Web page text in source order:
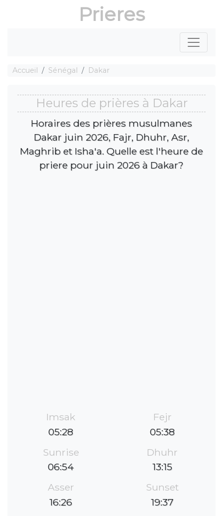
Prieres
Accueil Sénégal Dakar
Heures de prières à Dakar
Horaires des prières musulmanes
Dakar juin 2026, Fajr, Dhuhr, Asr,
Maghrib et Isha'a. Quelle est l'heure de
priere pour juin 2026 à Dakar?
Imsak
05:28
Fejr
05:38
Sunrise
06:54
Dhuhr
13:15
Asser
16:26
Sunset
19:37